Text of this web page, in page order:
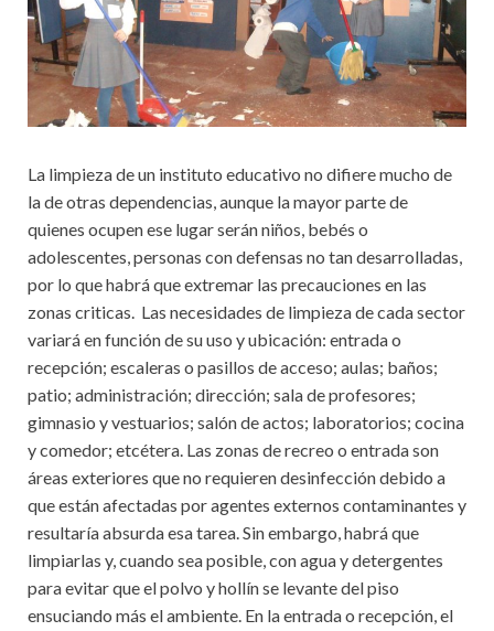
La limpieza de un instituto educativo no difiere mucho de
la de otras dependencias, aunque la mayor parte de
quienes ocupen ese lugar serán niños, bebés o
adolescentes, personas con defensas no tan desarrolladas,
por lo que habrá que extremar las precauciones en las
zonas criticas. Las necesidades de limpieza de cada sector
variará en función de su uso y ubicación: entrada o
recepción; escaleras o pasillos de acceso; aulas; baños;
patio; administración; dirección; sala de profesores;
gimnasio y vestuarios; salón de actos; laboratorios; cocina
y comedor; etcétera. Las zonas de recreo o entrada son
áreas exteriores que no requieren desinfección debido a
que están afectadas por agentes externos contaminantes y
resultaría absurda esa tarea. Sin embargo, habrá que
limpiarlas y, cuando sea posible, con agua y detergentes
para evitar que el polvo y hollín se levante del piso
ensuciando más el ambiente. En la entrada o recepción, el